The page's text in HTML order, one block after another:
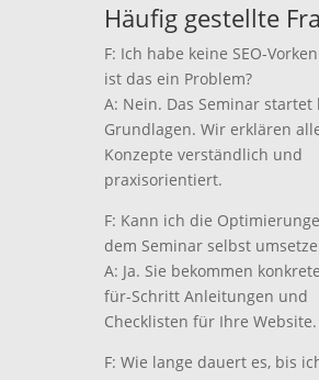
Häufig gestellte
F: Ich habe keine SEO-
ist das ein Problem?
A: Nein. Das Seminar startet
Grundlagen. Wir erklären
Konzepte verständlich und
praxisorientiert.
F: Kann ich die
dem Seminar selbst
A: Ja. Sie bekommen
für-Schritt Anleitungen und
Checklisten für Ihre Website.
F: Wie lange dauert es, bis